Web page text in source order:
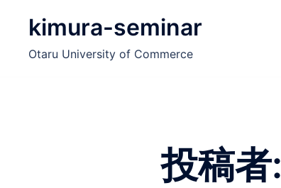
kimura-seminar
Otaru University of Commerce
投稿者: